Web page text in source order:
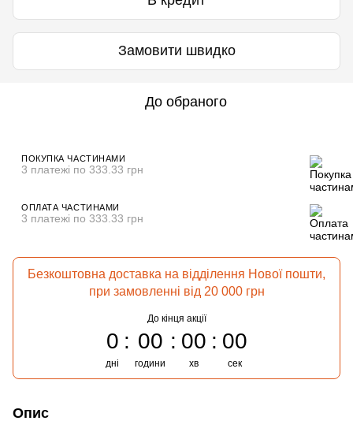
Замовити швидко
До обраного
ПОКУПКА ЧАСТИНАМИ
3 платежі по 333.33 грн
ОПЛАТА ЧАСТИНАМИ
3 платежі по 333.33 грн
Безкоштовна доставка на відділення Нової пошти,
при замовленні від 20 000 грн
До кінця акції
0
дні
00
години
00
хв
00
сек
Опис